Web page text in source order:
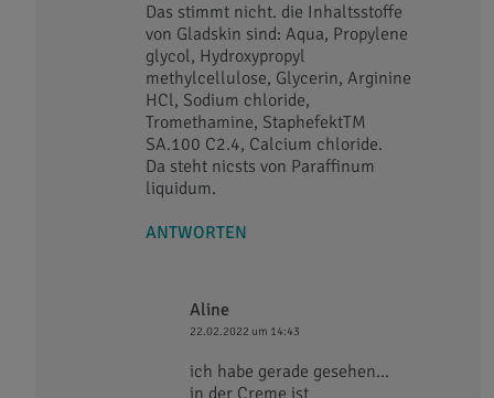
Das stimmt nicht. die Inhaltsstoffe
von Gladskin sind: Aqua, Propylene
glycol, Hydroxypropyl
methylcellulose, Glycerin, Arginine
HCl, Sodium chloride,
Tromethamine, StaphefektTM
SA.100 C2.4, Calcium chloride.
Da steht nicsts von Paraffinum
liquidum.
ANTWORTEN
Aline
22.02.2022 um 14:43
ich habe gerade gesehen...